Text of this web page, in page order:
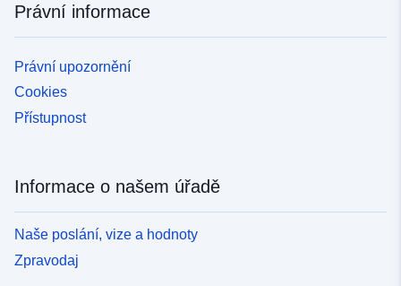
Právní informace
Právní upozornění
Cookies
Přístupnost
Informace o našem úřadě
Naše poslání, vize a hodnoty
Zpravodaj